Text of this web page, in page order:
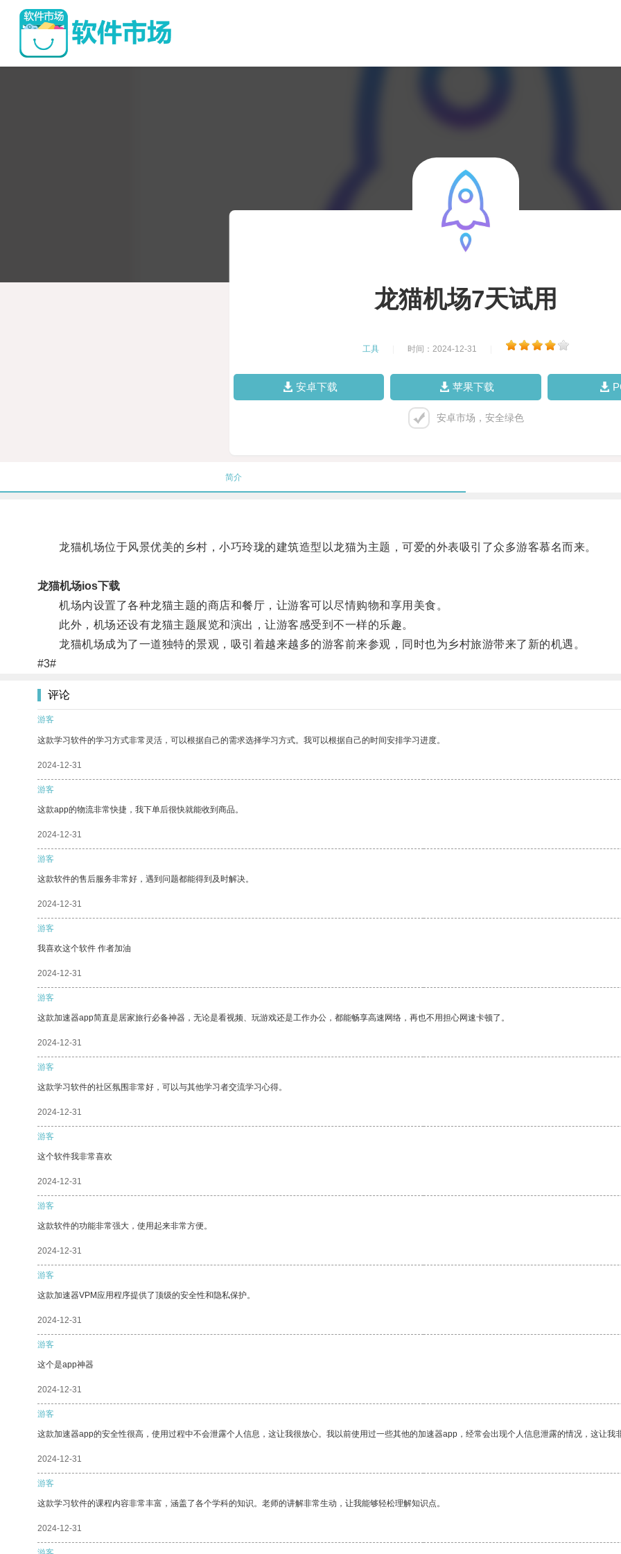
龙猫机场7天试用
工具 时间：2024-12-31
安卓下载 苹果下载
安卓市场，安全绿色
简介
龙猫机场位于风景优美的乡村，小巧玲珑的建筑造型以龙猫为主题，可爱的外表吸引了众多游客慕名而来。
龙猫机场ios下载
机场内设置了各种龙猫主题的商店和餐厅，让游客可以尽情购物和享用美食。
此外，机场还设有龙猫主题展览和演出，让游客感受到不一样的乐趣。
龙猫机场成为了一道独特的景观，吸引着越来越多的游客前来参观，同时也为乡村旅游带来了新的机遇。
#3#
评论
游客
这款学习软件的学习方式非常灵活，可以根据自己的需求选择学习方式。我可以根据自己的时间安排学习进度。
2024-12-31
游客
这款app的物流非常快捷，我下单后很快就能收到商品。
2024-12-31
游客
这款软件的售后服务非常好，遇到问题都能得到及时解决。
2024-12-31
游客
我喜欢这个软件 作者加油
2024-12-31
游客
这款加速器app简直是居家旅行必备神器，无论是看视频、玩游戏还是工作办公，都能畅享高速网络，再也不用担心网速卡顿了。
2024-12-31
游客
这款学习软件的社区氛围非常好，可以与其他学习者交流学习心得。
2024-12-31
游客
这个软件我非常喜欢
2024-12-31
游客
这款软件的功能非常强大，使用起来非常方便。
2024-12-31
游客
这款加速器VPM应用程序提供了顶级的安全性和隐私保护。
2024-12-31
游客
这个是app神器
2024-12-31
游客
这款加速器app的安全性很高，使用过程中不会泄露个人信息，这让我很放心。我以前使用过一些其他的加速器app，经常会出现个人信息泄露的情况，这让我
2024-12-31
游客
这款学习软件的课程内容非常丰富，涵盖了各个学科的知识。老师的讲解非常生动，让我能够轻松理解知识点。
2024-12-31